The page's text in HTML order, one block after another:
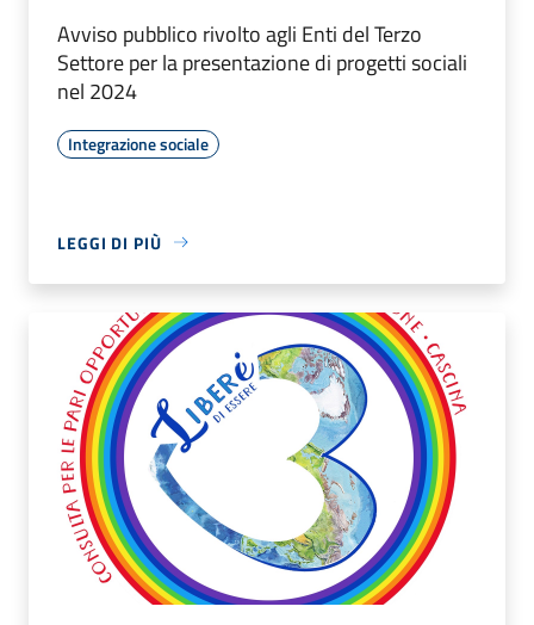
Avviso pubblico rivolto agli Enti del Terzo
Settore per la presentazione di progetti sociali
nel 2024
Integrazione sociale
LEGGI DI PIÙ